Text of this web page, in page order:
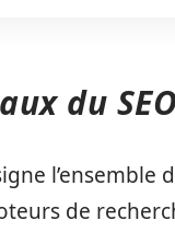
du SEO
l’ensemble
de